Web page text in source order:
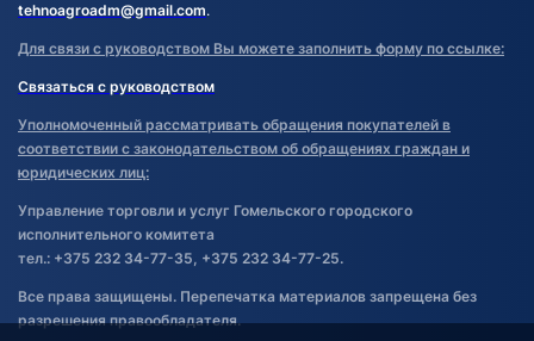
tehnoagroadm@gmail.com.
Для связи с руководством Вы можете заполнить форму по ссылке:
Связаться с руководством
Уполномоченный рассматривать обращения покупателей в
соответствии с законодательством об обращениях граждан и
юридических лиц:
Управление торговли и услуг Гомельского городского
исполнительного комитета
тел.: +375 232 34-77-35, +375 232 34-77-25.
Все права защищены. Перепечатка материалов запрещена без
разрешения правообладателя.